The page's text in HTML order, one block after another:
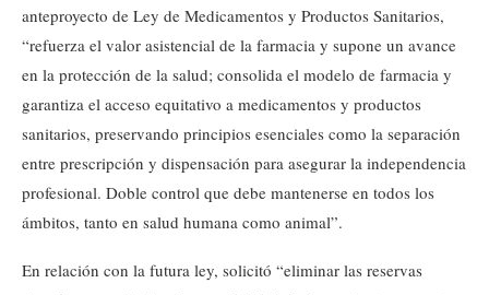
anteproyecto de Ley de Medicamentos y Productos Sanitarios,
“refuerza el valor asistencial de la farmacia y supone un avance
en la protección de la salud; consolida el modelo de farmacia y
garantiza el acceso equitativo a medicamentos y productos
sanitarios, preservando principios esenciales como la separación
entre prescripción y dispensación para asegurar la independencia
profesional. Doble control que debe mantenerse en todos los
ámbitos, tanto en salud humana como animal”.
En relación con la futura ley, solicitó “eliminar las reservas